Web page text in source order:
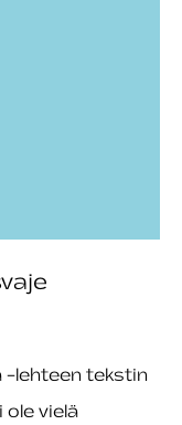
-lehteen tekstin
vielä